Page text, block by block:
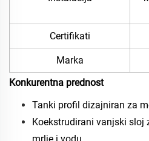
Certifikati
Marka
Konkurentna prednost
Tanki profil dizajniran za
Koekstrudirani vanjski sloj